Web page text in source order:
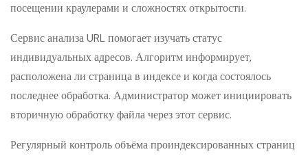
посещении краулерами и сложностях открытости.
Сервис анализа URL помогает изучать статус
индивидуальных адресов. Алгоритм информирует,
расположена ли страница в индексе и когда состоялось
последнее обработка. Администратор может инициировать
вторичную обработку файла через этот сервис.
Регулярный контроль объёма проиндексированных страниц